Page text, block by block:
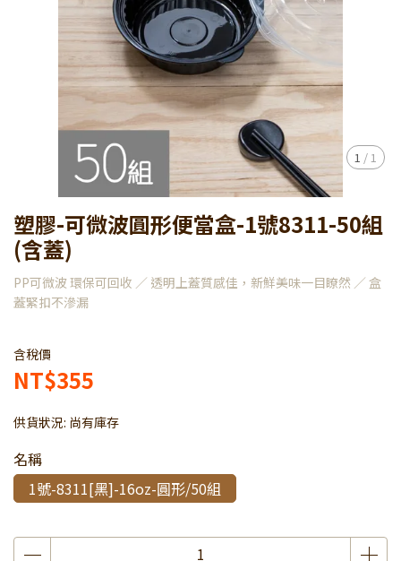
1 / 1
塑膠-可微波圓形便當盒-1號8311-50組
(含蓋)
PP可微波 環保可回收 ／ 透明上蓋質感佳，新鮮美味一目瞭然 ／ 盒
蓋緊扣不滲漏
含稅價
NT$355
供貨狀況: 尚有庫存
名稱
1號-8311[黑]-16oz-圓形/50組